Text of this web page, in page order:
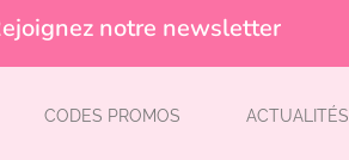
notre newsletter
CODES PROMOS ACTUALITÉS